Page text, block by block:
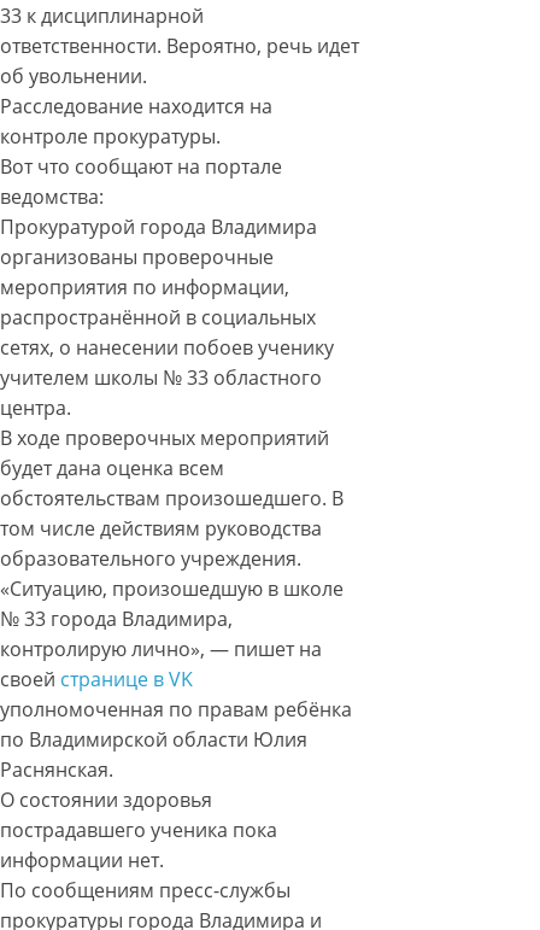
33 к дисциплинарной
ответственности. Вероятно, речь идет
об увольнении.
Расследование находится на
контроле прокуратуры.
Вот что сообщают на портале
ведомства:
Прокуратурой города Владимира
организованы проверочные
мероприятия по информации,
распространённой в социальных
сетях, о нанесении побоев ученику
учителем школы № 33 областного
центра.
В ходе проверочных мероприятий
будет дана оценка всем
обстоятельствам произошедшего. В
том числе действиям руководства
образовательного учреждения.
«Ситуацию, произошедшую в школе
№ 33 города Владимира,
контролирую лично», — пишет на
своей странице в VK
уполномоченная по правам ребёнка
по Владимирской области Юлия
Раснянская.
О состоянии здоровья
пострадавшего ученика пока
информации нет.
По сообщениям пресс-службы
прокуратуры города Владимира и